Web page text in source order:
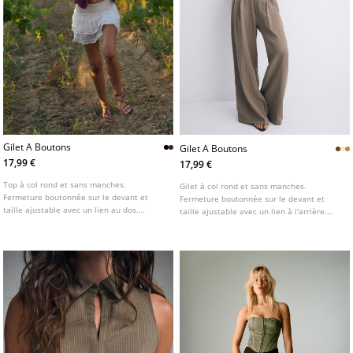
Gilet A Boutons
17,99 €
Top à col rond et sans manches.
Fermeture boutonnée sur le devant et
taille ajustable avec un lien au dos.
Gilet A Boutons
17,99 €
Gilet à col rond et sans manches.
Fermeture boutonnée sur le devant et
taille ajustable avec un lien à l'arrière.